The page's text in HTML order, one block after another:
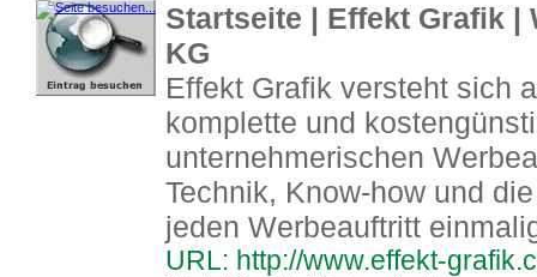
Startseite | Effekt Grafik |
KG
Effekt Grafik versteht sich
komplette und
unternehmerischen
Technik, Know-how und
jeden Werbeauftritt
URL: http://www.effekt-